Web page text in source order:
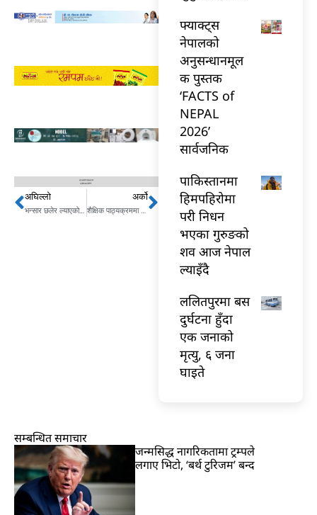
Prev
अघिल्लो
भन्सार छलेर ल्याएको सुनसहित एक पक्राउ
अर्को
शैक्षिक पाठ्यक्रममा परिवर्तन, कक्षा ११ र १२ को फ्याकल्टी हट्यो Next
फ्याक्ट्स
नेपालको
अनुसन्धानमूल
क पुस्तक
‘FACTS of
NEPAL
2026’
सार्वजनिक
पाकिस्तानमा
हिमपहिरोमा
परी निधन
भएका गुरुङको
शव आज नेपाल
ल्याइँदै
ललितपुरमा बस
दुर्घटना हुँदा
एक जनाको
मृत्यु, ६ जना
घाइते
सम्बन्धित समाचार
जन्मसिद्ध नागरिकतामा ट्रम्पले
लगाए भिटो, ‘बर्थ टुरिजम’ बन्द